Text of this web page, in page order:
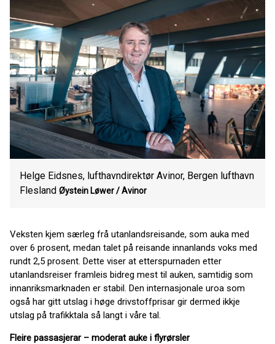
Helge Eidsnes, lufthavndirektør Avinor, Bergen lufthavn
Flesland Øystein Løwer /Avinor
Veksten kjem særleg frå utanlandsreisande, som auka med
over 6 prosent, medan talet på reisande innanlands voks med
rundt 2,5 prosent. Dette viser at etterspurnaden etter
utanlandsreiser framleis bidreg mest til auken, samtidig som
innanriksmarknaden er stabil. Den internasjonale uroa som
også har gitt utslag i høge drivstoffprisar gir dermed ikkje
utslag på trafikktala så langt i våre tal.
Fleire passasjerar – moderat auke i flyrørsler